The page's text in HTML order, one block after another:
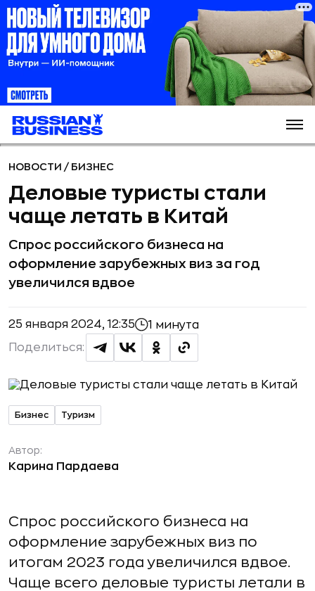
НОВОСТИ / БИЗНЕС
Деловые туристы стали
чаще летать в Китай
Спрос российского бизнеса на
оформление зарубежных виз за год
увеличился вдвое
25 января 2024, 12:35 1 минута
Поделиться:
Бизнес Туризм
Автор:
Карина Пардаева
Спрос российского бизнеса на
оформление зарубежных виз по
итогам 2023 года увеличился вдвое.
Чаще всего деловые туристы летали в